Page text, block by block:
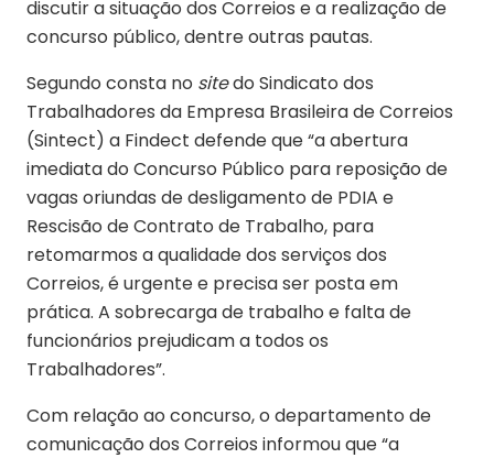
discutir a situação dos Correios e a realização de
concurso público, dentre outras pautas.
Segundo consta no sitedo Sindicato dos
Trabalhadores da Empresa Brasileira de Correios
(Sintect) a Findect defende que “a abertura
imediata do Concurso Público para reposição de
vagas oriundas de desligamento de PDIA e
Rescisão de Contrato de Trabalho, para
retomarmos a qualidade dos serviços dos
Correios, é urgente e precisa ser posta em
prática. A sobrecarga de trabalho e falta de
funcionários prejudicam a todos os
Trabalhadores”.
Com relação ao concurso, o departamento de
comunicação dos Correios informou que “a